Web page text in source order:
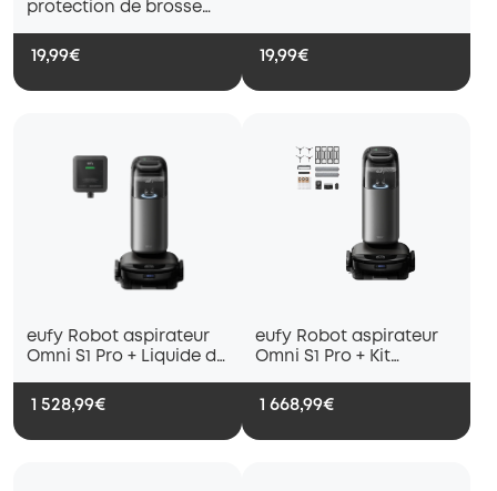
protection de brosse
19,99€ 19,99€
eufy Robot aspirateur
Omni S1 Pro + Liquide de
1 528,99€
eufy Robot aspirateur
Omni S1 Pro + Kit
1 668,99€